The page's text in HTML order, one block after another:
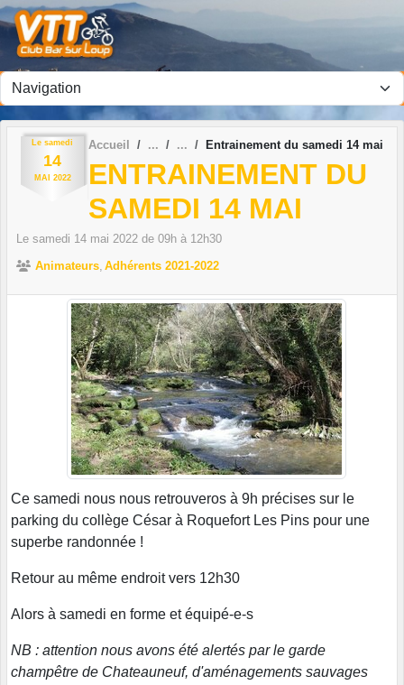
Le samedi
14
MAI 2022
Accueil Entrainement du samedi 14 mai
ENTRAINEMENT DU
SAMEDI 14 MAI
Le samedi 14 mai 2022 de 09h à 12h30
Animateurs Adhérents 2021-2022
Ce samedi nous nous retrouveros à 9h précises sur le
parking du collège César à Roquefort Les Pins pour une
superbe randonnée !
Retour au même endroit vers 12h30
Alors à samedi en forme et équipé-e-s
NB : attention nous avons été alertés par le garde
champêtre de Chateauneuf, d'aménagements sauvages
Panneau de gestion des cookies